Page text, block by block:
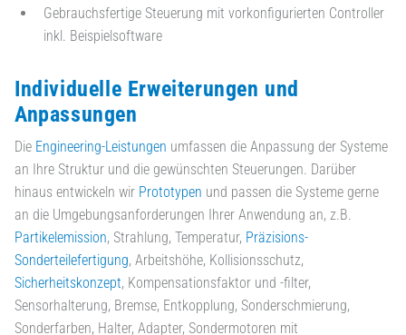
Gebrauchsfertige Steuerung mit vorkonfigurierten Controller
inkl. Beispielsoftware
Individuelle Erweiterungen und
Anpassungen
Die Engineering-Leistungen umfassen die Anpassung der Systeme
an Ihre Struktur und die gewünschten Steuerungen. Darüber
hinaus entwickeln wir Prototypen und passen die Systeme gerne
an die Umgebungsanforderungen Ihrer Anwendung an, z.B.
Partikelemission, Strahlung, Temperatur, Präzisions-
Sonderteilefertigung, Arbeitshöhe, Kollisionsschutz,
Sicherheitskonzept, Kompensationsfaktor und -filter,
Sensorhalterung, Bremse, Entkopplung, Sonderschmierung,
Sonderfarben, Halter, Adapter, Sondermotoren mit